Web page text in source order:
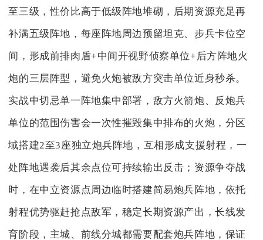
至三级，性价比高于低级阵地堆砌，后期资源充足再
补满五级阵地，每座阵地周边预留坦克、步兵卡位空
间，形成前排肉盾+中间开视野侦察单位+后方阵地火
炮的三层阵型，避免火炮被敌方突击单位近身秒杀。
实战中切忌单一阵地集中部署，敌方火箭炮、反炮兵
单位的范围伤害会一次性摧毁集中排布的火炮，分区
域搭建2至3座独立炮兵阵地，互相形成支援射程，一
处阵地遇袭后其余点位可持续输出反击；资源争夺战
时，在中立资源点周边临时搭建简易炮兵阵地，依托
射程优势驱赶抢点敌军，稳定长期资源产出，长线发
育阶段，主城、前线分城都需要配套炮兵阵地，保证